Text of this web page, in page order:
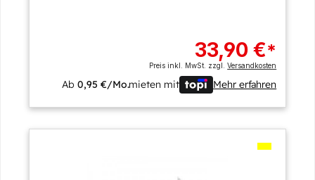
33,90 €*
Preis inkl. MwSt. zzgl.Versandkosten
Ab0,95 €/Mo.mieten mit Mehr erfahren